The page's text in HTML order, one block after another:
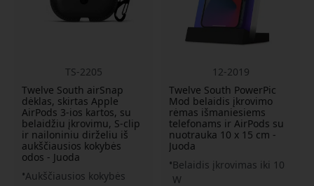
TS-2205
Twelve South airSnap
dėklas, skirtas Apple
AirPods 3-ios kartos, su
belaidžiu įkrovimu, S-clip
ir nailoniniu dirželiu iš
aukščiausios kokybės
odos - Juoda
Aukščiausios kokybės
12-2019
Twelve South PowerPic
Mod belaidis įkrovimo
rėmas išmaniesiems
telefonams ir AirPods su
nuotrauka 10 x 15 cm -
Juoda
Belaidis įkrovimas iki 10
W